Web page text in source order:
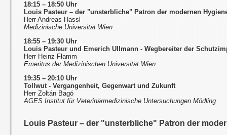
18:15 – 18:50 Uhr
Louis Pasteur – der "unsterbliche" Patron der modernen
Herr Andreas Hassl
Medizinische Universität Wien
18:55 – 19:30 Uhr
Louis Pasteur und Emerich Ullmann - Wegbereiter der
Herr Heinz Flamm
Emeritus der Medizinischen Universität Wien
19:35 – 20:10 Uhr
Tollwut - Vergangenheit, Gegenwart und Zukunft
Herr Zoltán Bagó
AGES Institut für Veterinärmedizinische Untersuchungen Mödling
Louis Pasteur – der "unsterbliche" Patron der